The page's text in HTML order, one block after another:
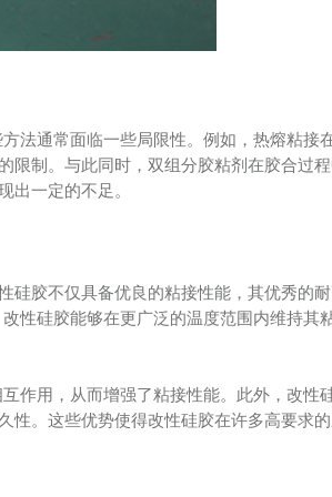
法通常面临一些局限性。例如，热熔粘接
限制。与此同时，双组分胶粘剂在胶合过
出一定的不足。
硅胶不仅具备优良的粘接性能，其优秀的
性硅胶能够在更广泛的温度范围内维持其
作用，从而增强了粘接性能。此外，改性
性。这些优势使得改性硅胶在许多高要求